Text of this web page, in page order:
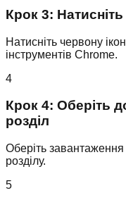
Крок 3:
Натисніть червону
інструментів Chrome.
4
Крок 4: Оберіть
розділ
Оберіть завантаження
розділу.
5